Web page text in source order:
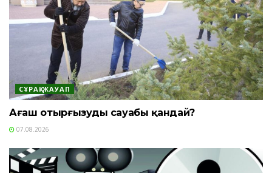
СҰРАҚ-ЖАУАП
Ағаш отырғызудың сауабы қандай?
07.08.2026